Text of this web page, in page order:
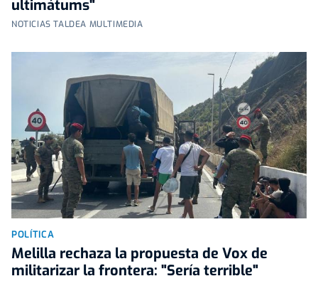
ultimátums"
NOTICIAS TALDEA MULTIMEDIA
POLÍTICA
Melilla rechaza la propuesta de Vox de
militarizar la frontera: "Sería terrible"